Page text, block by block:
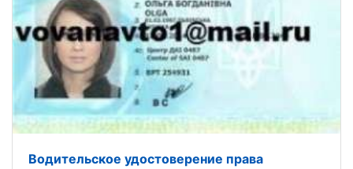
Водительское удостоверение права